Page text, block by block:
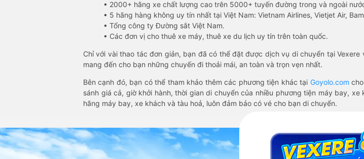
• 2000+ hãng xe chất lượng cao trên 5000+ tuyến đường trong và ngoài
• 5 hãng hàng không uy tín nhất tại Việt Nam: Vietnam Airlines, Vietjet Air,
• Tổng công ty Đường sắt Việt Nam.
• Các đơn vị cho thuê xe máy, thuê xe du lịch uy tín trên toàn quốc.
Chỉ với vài thao tác đơn giản, bạn đã có thể đặt được dịch vụ di chuyển tại
mang đến cho bạn những chuyến đi thoải mái, an toàn và trọn vẹn nhất.
Bên cạnh đó, bạn có thể tham khảo thêm các phương tiện khác tại Goyolo.com
sánh giá cả, giờ khởi hành, thời gian di chuyển của nhiều phương tiện máy bay,
hãng máy bay, xe khách và tàu hoả, luôn đảm bảo có vé cho bạn di chuyển.